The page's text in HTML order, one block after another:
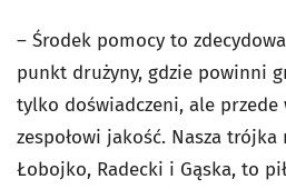
– Środek pomocy to
punkt drużyny, gdzie powinni
tylko doświadczeni, ale przede
zespołowi jakość. Nasza
Łobojko, Radecki i Gąska, to